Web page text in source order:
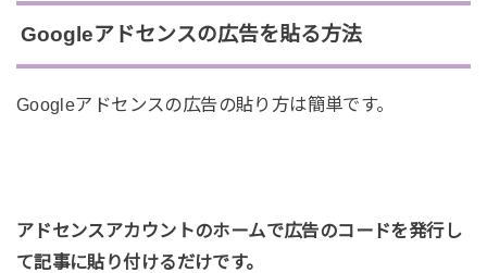
Googleアドセンスの広告を貼る方法
Googleアドセンスの広告の貼り方は簡単です。
アドセンスアカウントのホームで広告のコードを発行し
て記事に貼り付けるだけです。